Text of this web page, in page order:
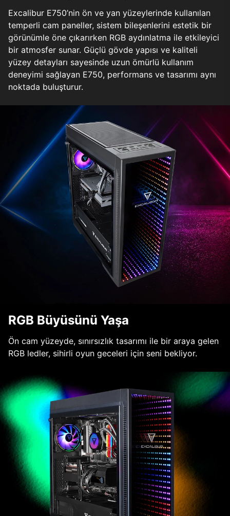
Excalibur E750’nin ön ve yan yüzeylerinde kullanılan
temperli cam paneller, sistem bileşenlerini estetik bir
görünümle öne çıkarırken RGB aydınlatma ile etkileyici
bir atmosfer sunar. Güçlü gövde yapısı ve kaliteli
yüzey detayları sayesinde uzun ömürlü kullanım
deneyimi sağlayan E750, performans ve tasarımı aynı
noktada buluşturur.
RGB Büyüsünü Yaşa
Ön cam yüzeyde, sınırsızlık tasarımı ile bir araya gelen
RGB ledler, sihirli oyun geceleri için seni bekliyor.